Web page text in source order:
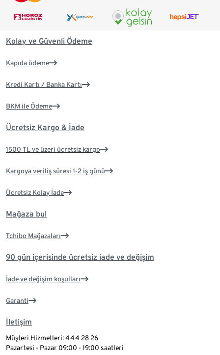
Kolay ve Güvenli Ödeme
Kapıda ödeme
Kredi Kartı / Banka Kartı
BKM ile Ödeme
Ücretsiz Kargo & İade
1500 TL ve üzeri ücretsiz kargo
Kargoya veriliş süresi 1-2 iş günü
Ücretsiz Kolay İade
Mağaza bul
Tchibo Mağazaları
90 gün içerisinde ücretsiz iade ve değişim
İade ve değişim koşulları
Garanti
İletişim
Müşteri Hizmetleri: 444 28 26
Pazartesi - Pazar 09:00 - 19:00 saatleri